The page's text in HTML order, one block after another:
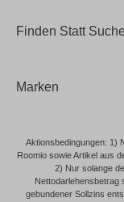
Finden Statt
Marken
Aktionsbedingungen: 1)
Roomio sowie Artikel aus
2) Nur solange
Nettodarlehensbetrag
gebundener Sollzins